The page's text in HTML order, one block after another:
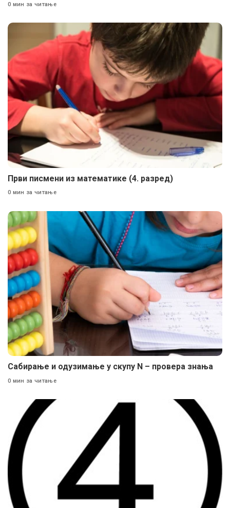
0 мин за читање
Први писмени из математике (4. разред)
0 мин за читање
Сабирање и одузимање у скупу N – провера знања
0 мин за читање